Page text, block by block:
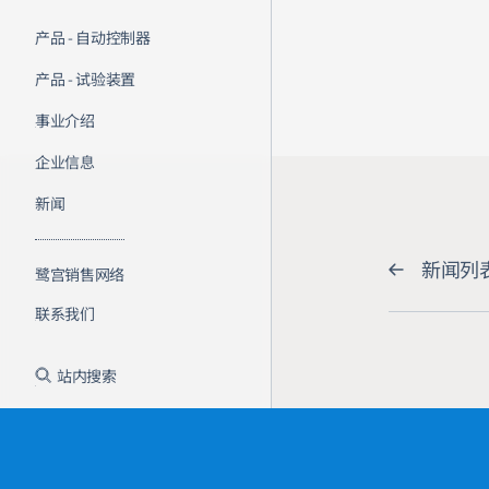
产品 - 自动控制器
产品 - 试验装置
事业介绍
企业信息
新闻
鹭宫销售网络
联系我们
站内搜索
新闻列